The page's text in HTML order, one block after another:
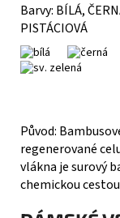
Barvy: BÍLÁ,
PISTÁCIOVÁ
Původ:
regenerované
vlákna je surový
chemickou